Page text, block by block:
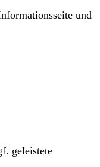
und
geleistete